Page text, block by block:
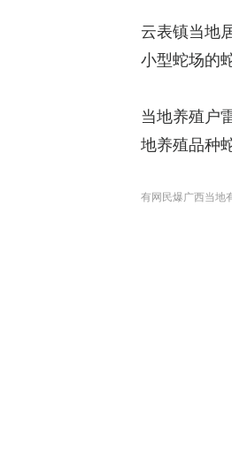
云表镇当地
小型蛇场的
当地养殖户
地养殖品种
有网民爆广西当地